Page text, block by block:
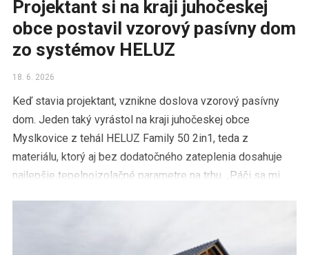
Projektant si na kraji juhočeskej
obce postavil vzorový pasívny dom
zo systémov HELUZ
18. 6. 2026
Keď stavia projektant, vznikne doslova vzorový pasívny
dom. Jeden taký vyrástol na kraji juhočeskej obce
Myslkovice z tehál HELUZ Family 50 2in1, teda z
materiálu, ktorý aj bez dodatočného zateplenia dosahuje
najlepšie tepelnoizolačné parametre na trhu. „Páči sa mi